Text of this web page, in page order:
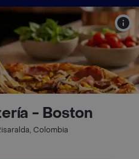
- Boston
Colombia